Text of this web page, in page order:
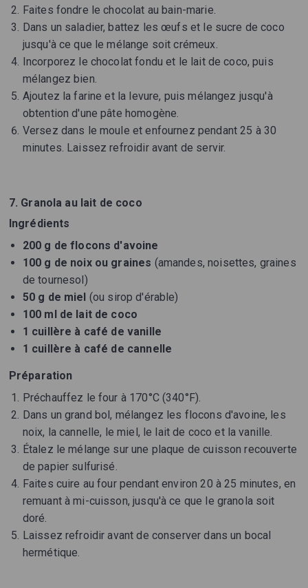
Faites fondre le chocolat au bain-marie.
Dans un saladier, battez les œufs et le sucre de coco
jusqu'à ce que le mélange soit crémeux.
Incorporez le chocolat fondu et le lait de coco, puis
mélangez bien.
Ajoutez la farine et la levure, puis mélangez jusqu'à
obtention d'une pâte homogène.
Versez dans le moule et enfournez pendant 25 à 30
minutes. Laissez refroidir avant de servir.
7. Granola au lait de coco
Ingrédients
200 g de flocons d'avoine
100 g de noix ou graines (amandes, noisettes, graines
de tournesol)
50 g de miel (ou sirop d'érable)
100 ml de lait de coco
1 cuillère à café de vanille
1 cuillère à café de cannelle
Préparation
Préchauffez le four à 170°C (340°F).
Dans un grand bol, mélangez les flocons d'avoine, les
noix, la cannelle, le miel, le lait de coco et la vanille.
Étalez le mélange sur une plaque de cuisson recouverte
de papier sulfurisé.
Faites cuire au four pendant environ 20 à 25 minutes, en
remuant à mi-cuisson, jusqu'à ce que le granola soit
doré.
Laissez refroidir avant de conserver dans un bocal
hermétique.